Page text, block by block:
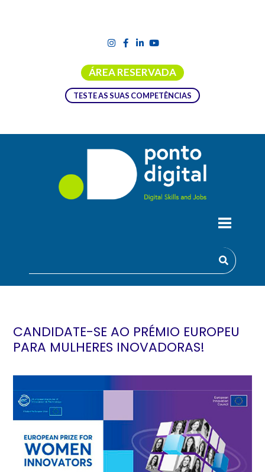
ÁREA RESERVADA
TESTE AS SUAS COMPETÊNCIAS
CANDIDATE-SE AO PRÉMIO EUROPEU
PARA MULHERES INOVADORAS!